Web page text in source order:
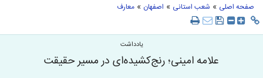
صفحه اصلی » شعب استانی » اصفهان » معارف
یادداشت
علامه امینی؛ رنج‌کشیده‌ای در مسیر حقیقت